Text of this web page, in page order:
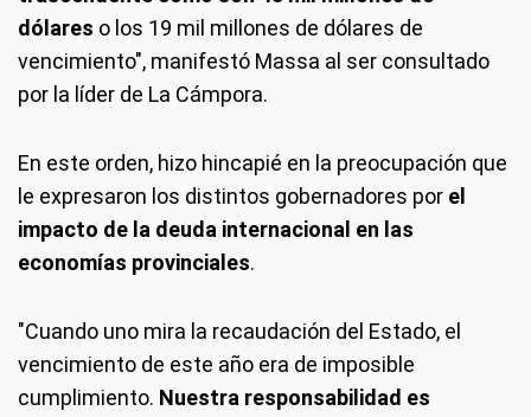
dólares o los 19 mil millones de dólares de
vencimiento", manifestó Massa al ser consultado
por la líder de La Cámpora.
En este orden, hizo hincapié en la preocupación que
le expresaron los distintos gobernadores por el
impacto de la deuda internacional en las
economías provinciales.
"Cuando uno mira la recaudación del Estado, el
vencimiento de este año era de imposible
cumplimiento. Nuestra responsabilidad es